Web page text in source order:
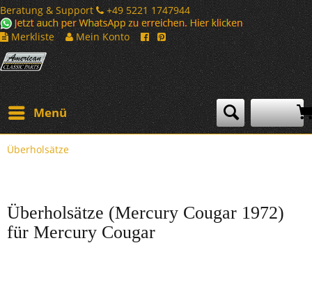
Beratung & Support
+49 5221 1747944
Merkliste
Mein Konto
Menü
Überholsätze
Überholsätze (Mercury Cougar 1972)
für Mercury Cougar